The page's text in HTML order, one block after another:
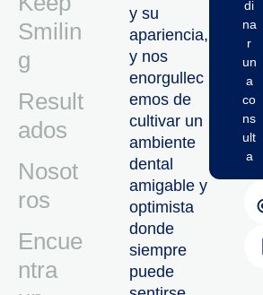
Smilin
g
Result
ados
Nosot
ros
Encue
ntra
y su
apariencia,
y nos
enorgullec
emos de
cultivar un
ambiente
dental
amigable y
optimista
donde
siempre
puede
di
na
r
un
a
co
ns
ult
a